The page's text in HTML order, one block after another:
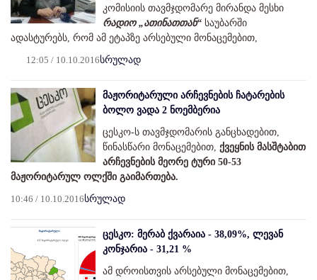
კომისიის თავმჯდომარე მირანდა მესხი
რადიო „ათინათთან“ საუბარში
ადასტურებს, რომ ამ ეტაპზე არსებული მონაცემებით,
12:05 / 10.10.2016სრულად
მაჟორიტარული არჩევნების ჩატარების
ბოლო ვადა 2 ნოემბერია
ცესკო-ს თავმჯდომარის განცხადებით,
წინასწარი მონაცემებით, ქვეყნის მასშტაბით
არჩევნების მეორე ტური 50-53
მაჟორიტარულ ოლქში გაიმართება.
10:46 / 10.10.2016სრულად
ცესკო: მერაბ ქვარაია - 38,09%, ლევან
კონჯარია - 31,21 %
ამ დროისთვის არსებული მონაცემებით,